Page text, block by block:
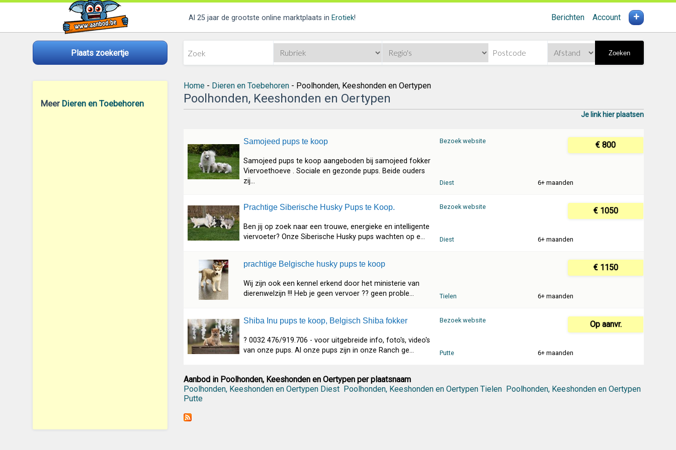
Al 25 jaar de grootste online marktplaats in Erotiek! Berichten Account +
Plaats zoekertje Zoeken
Meer Dieren en Toebehoren
Home- Dieren en Toebehoren- Poolhonden, Keeshonden en Oertypen
Poolhonden, Keeshonden en Oertypen
Je link hier plaatsen
Samojeed pups te koop
Samojeed pups te koop aangeboden bij samojeed fokker
Viervoethoeve . Sociale en gezonde pups. Beide ouders
zij...
Bezoek website € 800
Diest 6+ maanden
Prachtige Siberische Husky Pups te Koop.
Ben jij op zoek naar een trouwe, energieke en intelligente
viervoeter? Onze Siberische Husky pups wachten op e...
Bezoek website € 1050
Diest 6+ maanden
prachtige Belgische husky pups te koop
Wij zijn ook een kennel erkend door het ministerie van
dierenwelzijn !!! Heb je geen vervoer ?? geen proble...
€ 1150
Tielen 6+ maanden
Shiba Inu pups te koop, Belgisch Shiba fokker
? 0032 476/919.706 - voor uitgebreide info, foto's, video's
van onze pups. Al onze pups zijn in onze Ranch ge...
Bezoek website Op aanvr.
Putte 6+ maanden
Aanbod in Poolhonden, Keeshonden en Oertypen per plaatsnaam
Poolhonden, Keeshonden en Oertypen Diest Poolhonden, Keeshonden en Oertypen Tielen Poolhonden, Keeshonden en Oertypen
Putte